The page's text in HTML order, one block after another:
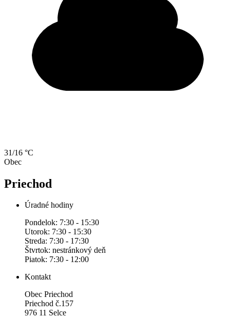
31/16 °C
Obec
Priechod
Úradné hodiny
Pondelok: 7:30 - 15:30
Utorok: 7:30 - 15:30
Streda: 7:30 - 17:30
Štvrtok: nestránkový deň
Piatok: 7:30 - 12:00
Kontakt
Obec Priechod
Priechod č.157
976 11 Selce